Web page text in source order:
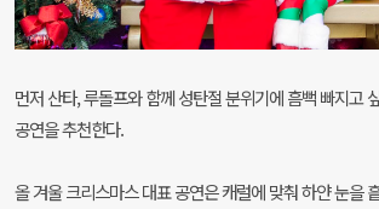
먼저 산타, 루돌프와 함께 성탄절 분위기에 흠뻑 빠지고
공연을 추천한다.
올 겨울 크리스마스 대표 공연은 캐럴에 맞춰 하얀 눈을